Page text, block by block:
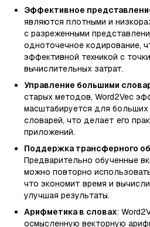
Эффективное
являются плотными и
с разреженными
одноточечное кодирование,
эффективной техникой с
вычислительных затрат.
Управление большими
старых методов, Word2Vec
масштабируется для
словарей, что делает его
приложений.
Поддержка трансферного
Предварительно обученные
можно повторно
что экономит время и
улучшая результаты.
Арифметика в словах:
осмысленную векторную